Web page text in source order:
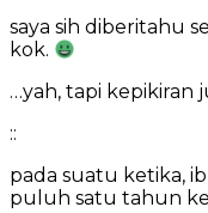
saya sih diberitahu
kok.
…yah, tapi kepikiran
::
pada suatu ketika,
puluh satu tahun